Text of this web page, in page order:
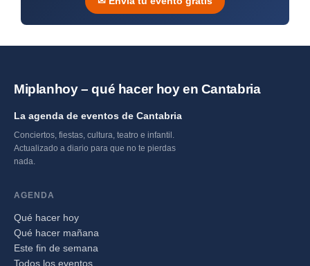
Miplanhoy – qué hacer hoy en Cantabria
La agenda de eventos de Cantabria
Conciertos, fiestas, cultura, teatro e infantil.
Actualizado a diario para que no te pierdas
nada.
AGENDA
Qué hacer hoy
Qué hacer mañana
Este fin de semana
Todos los eventos